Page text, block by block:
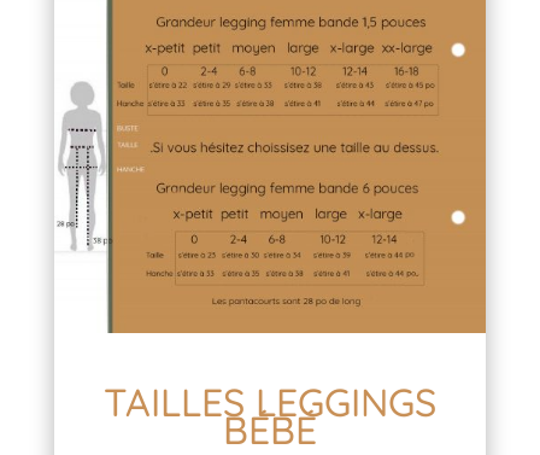
TAILLES LEGGINGS
BÉBÉ